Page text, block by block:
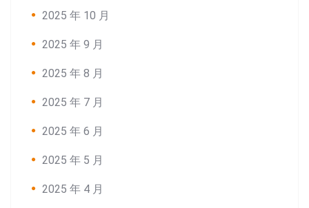
2025 年 10 月
2025 年 9 月
2025 年 8 月
2025 年 7 月
2025 年 6 月
2025 年 5 月
2025 年 4 月